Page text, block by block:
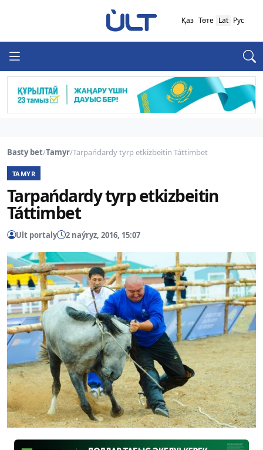
Қаз Төте Lat Рус
Basty bet/Tamyr/Tarpańdardy tyrp etkizbeitin Táttimbet
TAMYR
Tarpańdardy tyrp etkizbeitin
Táttimbet
Ult portaly 2 naýryz, 2016, 15:07